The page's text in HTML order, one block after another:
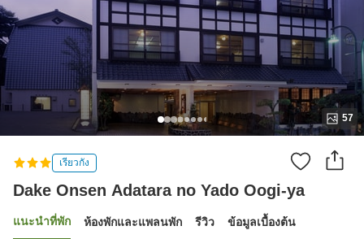
57
เรียวกัง
Dake Onsen Adatara no Yado Oogi-ya
แนะนำที่พัก ห้องพักและแพลนพัก รีวิว ข้อมูลเบื้องต้น